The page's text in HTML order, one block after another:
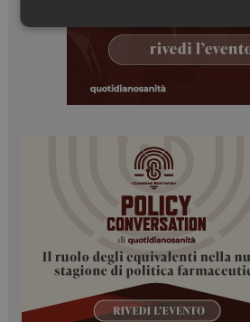
Necessari
Necessari
I cookie necessari contribuiscono a
sito web abilitandone funzionalità di
navigazione sulle pagine e l'accesso
protette del sito. Il sito web non è in
funzionare correttamente senza
NOME
_ga
Google